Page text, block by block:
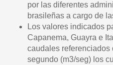
por las diferentes
brasileñas a cargo de
Los valores indicados
Capanema, Guayra e
caudales referenciados
segundo (m3/seg) los